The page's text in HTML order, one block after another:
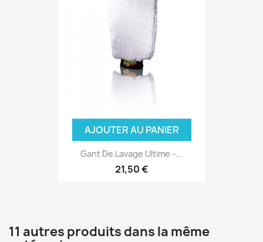
AJOUTER AU PANIER
Gant De Lavage Ultime -...
21,50 €
11 autres produits dans la même